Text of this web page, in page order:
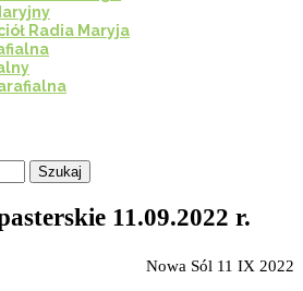
Radia Maryja
Szukaj
11.09.2022 r.
Nowa Sól 11 IX 2022